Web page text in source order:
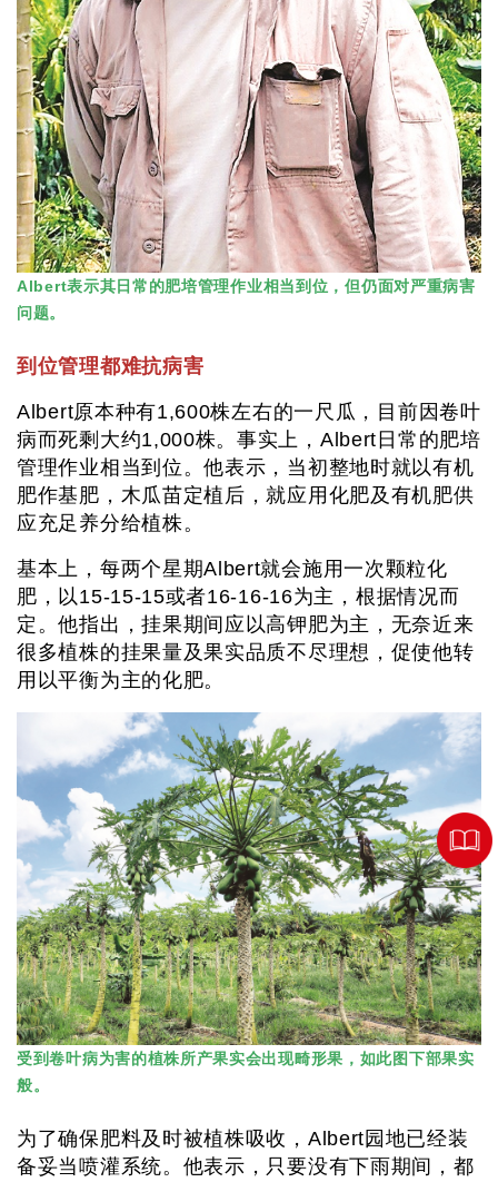
Albert表示其日常的肥培管理作业相当到位，但仍面对严重病害
问题。
到位管理都难抗病害
Albert原本种有1,600株左右的一尺瓜，目前因卷叶
病而死剩大约1,000株。事实上，Albert日常的肥培
管理作业相当到位。他表示，当初整地时就以有机
肥作基肥，木瓜苗定植后，就应用化肥及有机肥供
应充足养分给植株。
基本上，每两个星期Albert就会施用一次颗粒化
肥，以15-15-15或者16-16-16为主，根据情况而
定。他指出，挂果期间应以高钾肥为主，无奈近来
很多植株的挂果量及果实品质不尽理想，促使他转
用以平衡为主的化肥。
受到卷叶病为害的植株所产果实会出现畸形果，如此图下部果实
般。
为了确保肥料及时被植株吸收，Albert园地已经装
备妥当喷灌系统。他表示，只要没有下雨期间，都